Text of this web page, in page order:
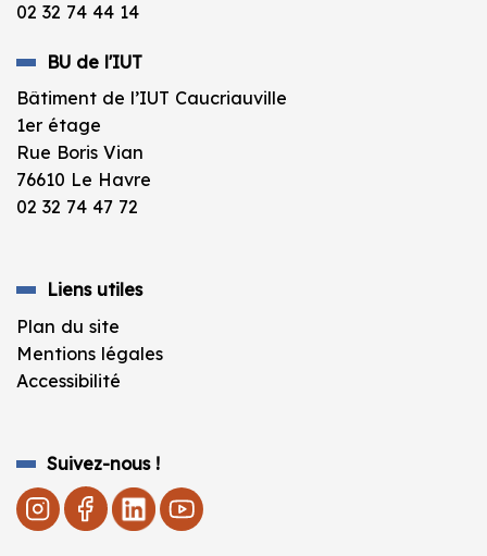
02 32 74 44 14
BU de l'IUT
Bâtiment de l’IUT Caucriauville
1er étage
Rue Boris Vian
76610 Le Havre
02 32 74 47 72
Liens utiles
Plan du site
Mentions légales
Accessibilité
Suivez-nous !